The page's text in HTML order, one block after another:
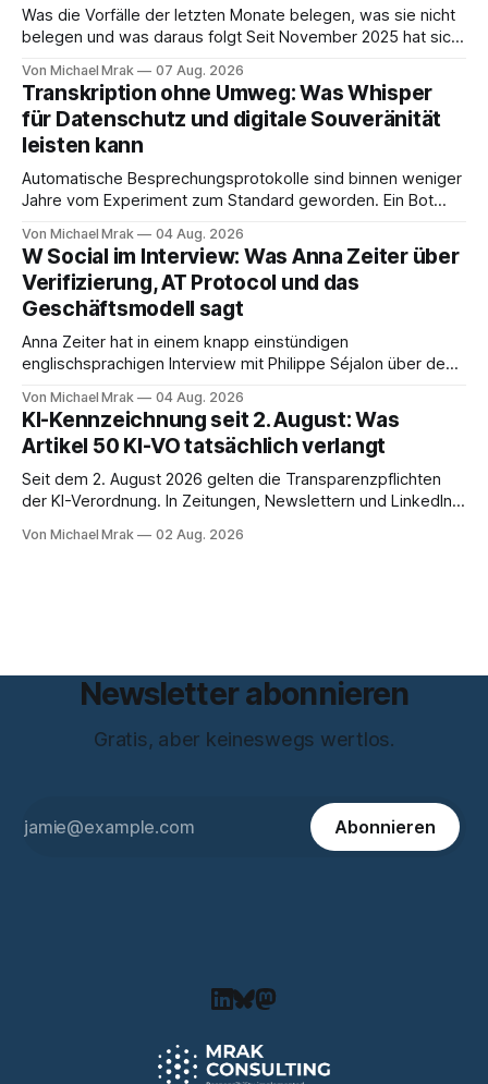
Was die Vorfälle der letzten Monate belegen, was sie nicht
belegen und was daraus folgt Seit November 2025 hat sich
KI-Systeme Angriffe nicht nur unterstützen, sondern
durchführen können. Sie können. Es gibt inzwischen genug
dokumentierte Fälle, um über Belege statt
Von Michael Mrak 07 Aug. 2026
Transkription ohne Umweg: Was Whisper
für Datenschutz und digitale Souveränität
leisten kann
Automatische Besprechungsprotokolle sind binnen weniger
Jahre vom Experiment zum Standard geworden. Ein Bot
Ende eine Zusammenfassung samt Aufgabenliste. Das
funktioniert gut. Die Frage, die regelmäßig untergeht, lautet:
Wo genau liegt das Audio, wer verarbeitet es und unter
welcher Rechtsgrundlage? Es gibt
Von Michael Mrak 04 Aug. 2026
W Social im Interview: Was Anna Zeiter über
Verifizierung, AT Protocol und das
Geschäftsmodell sagt
Anna Zeiter hat in einem knapp einstündigen
englischsprachigen Interview mit Philippe Séjalon über den
über zehn Jahre Datenschutzbeauftragte bei eBay und hat
zum Thema Meinungsfreiheit promoviert. Das Gespräch ist
inhaltlich dichter als die meisten Kurzinterviews zum Thema
und beantwortet einige Fragen,
Von Michael Mrak 04 Aug. 2026
KI-Kennzeichnung seit 2. August: Was
Artikel 50 KI-VO tatsächlich verlangt
Seit dem 2. August 2026 gelten die Transparenzpflichten
der KI-Verordnung. In Zeitungen, Newslettern und LinkedIn-
trotzdem falsch ist: Ab jetzt müsse alles gekennzeichnet
Von Michael Mrak 02 Aug. 2026
Newsletter abonnieren
Gratis, aber keineswegs wertlos.
Abonnieren